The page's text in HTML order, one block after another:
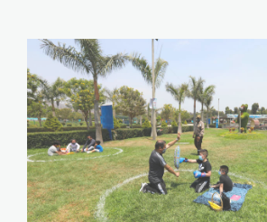
espacios-
parque—andina